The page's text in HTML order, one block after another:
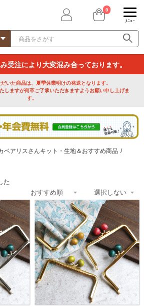
0
ﾒﾆｭｰ
受注により大変混み合っております。
いた商品は、夏季休業明けの発送となります。
しますが何卒ご了承いただきますようお願い申し上げま
す。
ベアリスさんキット・生地＆おすすめ商品 /
た